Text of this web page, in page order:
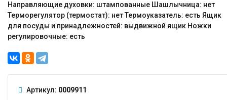
Направляющие духовки: штампованные Шашлычница: нет
Терморегулятор (термостат): нет Термоуказатель: есть Ящик
для посуды и принадлежностей: выдвижной ящик Ножки
регулировочные: есть
Артикул: 0009911